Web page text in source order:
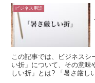
ビジネス用語
この記事では、ビジネスシ
い折」について、その意味
しい折」とは? 「暑さ厳し